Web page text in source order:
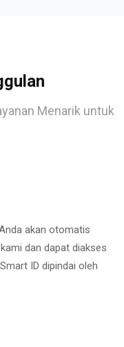
Menarik untuk
akan otomatis
dan dapat diakses
ID dipindai oleh